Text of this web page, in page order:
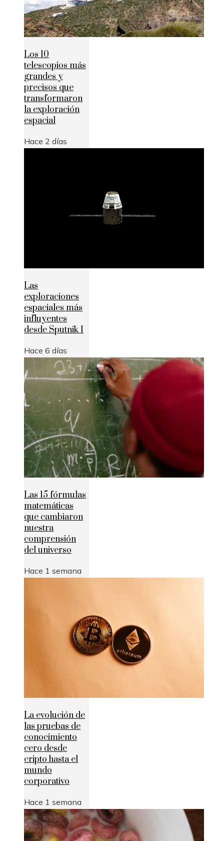
Los 10
telescopios más
grandes y
precisos que
transformaron
la exploración
espacial
Hace 2 días
Las
exploraciones
espaciales más
influyentes
desde Sputnik 1
Hace 6 días
Las 15 fórmulas
matemáticas
que cambiaron
nuestra
comprensión
del universo
Hace 1 semana
La evolución de
las pruebas de
conocimiento
cero desde
cripto hasta el
mundo
corporativo
Hace 1 semana